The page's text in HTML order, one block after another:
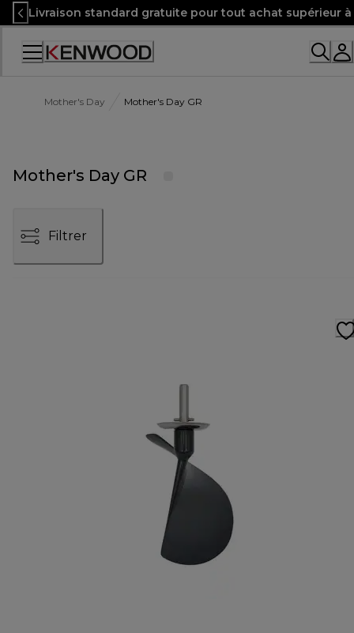
Skip
to
Content
Livraison standard gratuite pour tout achat supérieur
Mother's Day Mother's Day GR
Mother's Day GR
Filtrer